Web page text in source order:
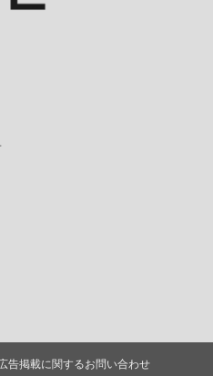
告掲載に関するお問い合わせ